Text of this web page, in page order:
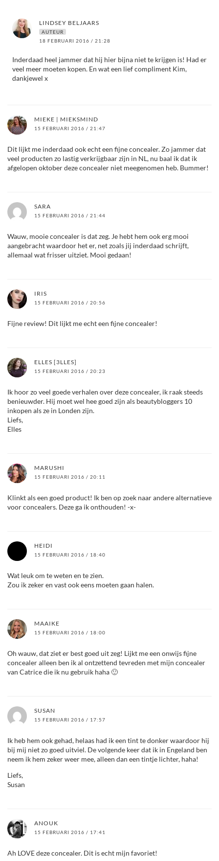
LINDSEY BELJAARS
AUTEUR
18 FEBRUARI 2016 / 21:28
Inderdaad heel jammer dat hij hier bijna niet te krijgen is! Had er
veel meer moeten kopen. En wat een lief compliment Kim,
dankjewel x
MIEKE | MIEKSMIND
15 FEBRUARI 2016 / 21:47
Dit lijkt me inderdaad ook echt een fijne concealer. Zo jammer dat
veel producten zo lastig verkrijgbaar zijn in NL, nu baal ik dat ik
afgelopen oktober deze concealer niet meegenomen heb. Bummer!
SARA
15 FEBRUARI 2016 / 21:44
Wauw, mooie concealer is dat zeg. Je hebt hem ook erg mooi
aangebracht waardoor het er, net zoals jij inderdaad schrijft,
allemaal wat frisser uitziet. Mooi gedaan!
IRIS
15 FEBRUARI 2016 / 20:56
Fijne review! Dit lijkt me echt een fijne concealer!
ELLES [3LLES]
15 FEBRUARI 2016 / 20:23
Ik hoor zo veel goede verhalen over deze concealer, ik raak steeds
benieuwder. Hij moet wel hee goed zijn als beautybloggers 10
inkopen als ze in Londen zijn.
Liefs,
Elles
MARUSHI
15 FEBRUARI 2016 / 20:11
Klinkt als een goed product! Ik ben op zoek naar andere alternatieve
voor concealers. Deze ga ik onthouden! -x-
HEIDI
15 FEBRUARI 2016 / 18:40
Wat leuk om te weten en te zien.
Zou ik zeker en vast ook eens moeten gaan halen.
MAAIKE
15 FEBRUARI 2016 / 18:00
Oh wauw, dat ziet er best goed uit zeg! Lijkt me een onwijs fijne
concealer alleen ben ik al ontzettend tevreden met mijn concealer
van Catrice die ik nu gebruik haha 🙂
SUSAN
15 FEBRUARI 2016 / 17:57
Ik heb hem ook gehad, helaas had ik een tint te donker waardoor hij
bij mij niet zo goed uitviel. De volgende keer dat ik in Engeland ben
neem ik hem zeker weer mee, alleen dan een tintje lichter, haha!
Liefs,
Susan
ANOUK
15 FEBRUARI 2016 / 17:41
Ah LOVE deze concealer. Dit is echt mijn favoriet!